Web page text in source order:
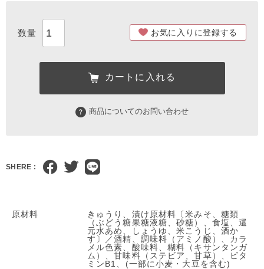
お気に入りに登録する
カートに入れる
商品についてのお問い合わせ
SHERE :
原材料
きゅうり、漬け原材料〔米みそ、糖類
（ぶどう糖果糖液糖、砂糖）、食塩、還
元水あめ、しょうゆ、米こうじ、酒か
す〕／酒精、調味料（アミノ酸）、カラ
メル色素、酸味料、糊料（キサンタンガ
ム）、甘味料（ステビア、甘草）、ビタ
ミンB1、(一部に小麦・大豆を含む)